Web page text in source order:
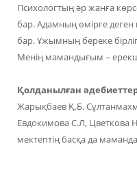
Психологтың әр жанға
бар. Адамның өмірге
бар. Ұжымның береке
Менің мамандығым –
Қолданылған
Жарықбаев Қ.Б.
Евдокимова С.Л, Цветкова
мектептің басқа да